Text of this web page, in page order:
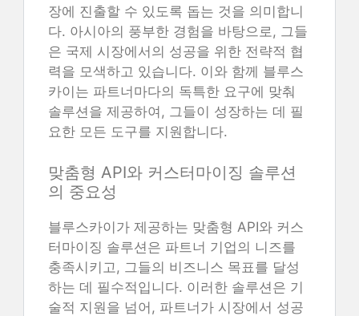
장에 진출할 수 있도록 돕는 것을 의미합니
다. 아시아의 풍부한 경험을 바탕으로, 그들
은 국제 시장에서의 성공을 위한 전략적 협
력을 모색하고 있습니다. 이와 함께 블루스
카이는 파트너마다의 독특한 요구에 맞춰
솔루션을 제공하여, 그들이 성장하는 데 필
요한 모든 도구를 지원합니다.
맞춤형 API와 커스터마이징 솔루션
의 중요성
블루스카이가 제공하는 맞춤형 API와 커스
터마이징 솔루션은 파트너 기업의 니즈를
충족시키고, 그들의 비즈니스 목표를 달성
하는 데 필수적입니다. 이러한 솔루션은 기
술적 지원을 넘어, 파트너가 시장에서 성공